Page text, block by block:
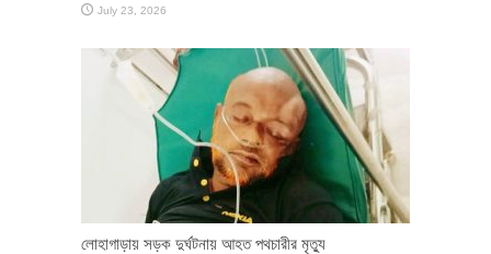
July 23, 2026
লোহাগাড়ায় সড়ক দুর্ঘটনায় আহত পথচারীর মৃত্যু